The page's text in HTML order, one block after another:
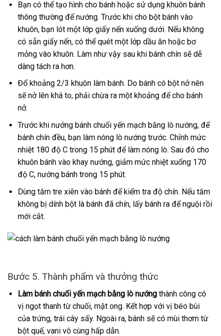
Bạn có thể tạo hình cho bánh hoặc sử dụng khuôn bánh
thông thường để nướng. Trước khi cho bột bánh vào
khuôn, bạn lót một lớp giấy nến xuống dưới. Nếu không
có sẵn giấy nến, có thể quét một lớp dầu ăn hoặc bơ
mỏng vào khuôn. Làm như vậy sau khi bánh chín sẽ dễ
dàng tách ra hơn.
Đổ khoảng 2/3 khuôn làm bánh. Do bánh có bột nở nên
sẽ nở lên khá to, phải chừa ra một khoảng để cho bánh
nở.
Trước khi nướng bánh chuối yến mạch bằng lò nướng, để
bánh chín đều, bạn làm nóng lò nướng trước. Chỉnh mức
nhiệt 180 độ C trong 15 phút để làm nóng lò. Sau đó cho
khuôn bánh vào khay nướng, giảm mức nhiệt xuống 170
độ C, nướng bánh trong 15 phút.
Dùng tăm tre xiên vào bánh để kiểm tra độ chín. Nếu tăm
không bị dính bột là bánh đã chín, lấy bánh ra để nguội rồi
mới cắt.
Bước 5. Thành phẩm và thưởng thức
Làm bánh chuối yến mạch bằng lò nướngthành công có
vị ngọt thanh từ chuối, mật ong. Kết hợp với vị béo bùi
của trứng, trái cây sấy. Ngoài ra, bánh sẽ có mùi thơm từ
bột quế, vani vô cùng hấp dẫn.